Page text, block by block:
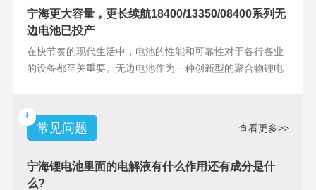
宁海更大容量，更长续航18400/13350/08400系列无
边电池已投产
在快节奏的现代生活中，电池的性能和可靠性对于各行各业
的设备都至关重要。无边电池作为一种创新型的聚合物锂电
+
常见问题
查看更多>>
宁海锂电池里面的电解液有什么作用还有成分是什
么?